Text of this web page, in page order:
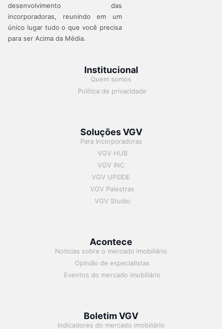
desenvolvimento das
incorporadoras, reunindo em um
único lugar tudo o que você precisa
para ser Acima da Média.
Institucional
Quem somos
Política de privacidade
Soluções VGV
Para Incorporadoras
VGV HUB
VGV INC
VGV UPSIDE
VGV Palestras
VGV Studio
Acontece
Noticias sobre o mercado imobiliário
Opinião de especialistas
Eventos do mercado imobiliário
Boletim VGV
Indicadores do mercado imobiliário